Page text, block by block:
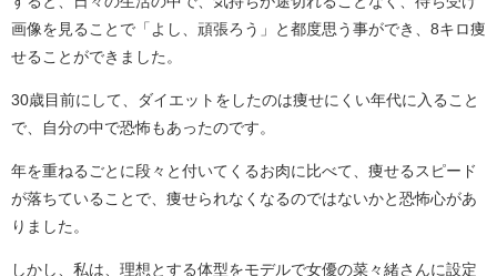
画像を見ることで「よし、頑張ろう」と都度思う事ができ、8キロ痩
せることができました。
30歳目前にして、ダイエットをしたのは痩せにくい年代に入ること
で、自分の中で恐怖もあったのです。
年を重ねるごとに段々と付いてくるお肉に比べて、痩せるスピード
が落ちていることで、痩せられなくなるのではないかと恐怖心があ
りました。
しかし、私は、理想とする体型をモデルで女優の菜々緒さんに設定